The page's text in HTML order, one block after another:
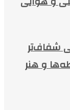
شفاف‌تر
و هنر